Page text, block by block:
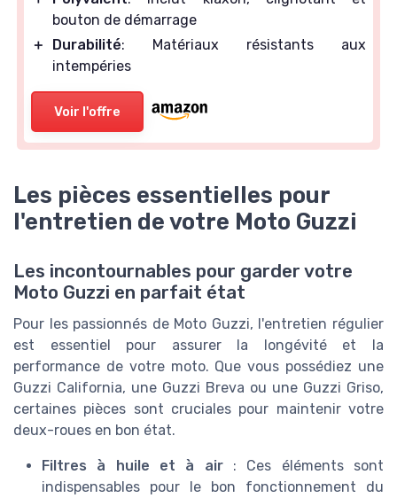
bouton de démarrage
＋
Durabilité: Matériaux résistants aux
intempéries
Voir l'offre
Les pièces essentielles pour
l'entretien de votre Moto Guzzi
Les incontournables pour garder votre
Moto Guzzi en parfait état
Pour les passionnés de Moto Guzzi, l'entretien régulier
est essentiel pour assurer la longévité et la
performance de votre moto. Que vous possédiez une
Guzzi California, une Guzzi Breva ou une Guzzi Griso,
certaines pièces sont cruciales pour maintenir votre
deux-roues en bon état.
Filtres à huile et à air: Ces éléments sont
indispensables pour le bon fonctionnement du